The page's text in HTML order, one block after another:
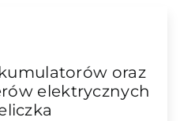
oraz
elektrycznych